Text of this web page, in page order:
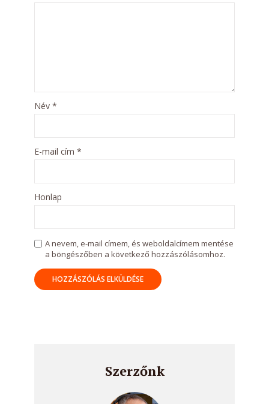
Név *
E-mail cím *
Honlap
A nevem, e-mail címem, és weboldalcímem mentése
a böngészőben a következő hozzászólásomhoz.
Szerzőnk